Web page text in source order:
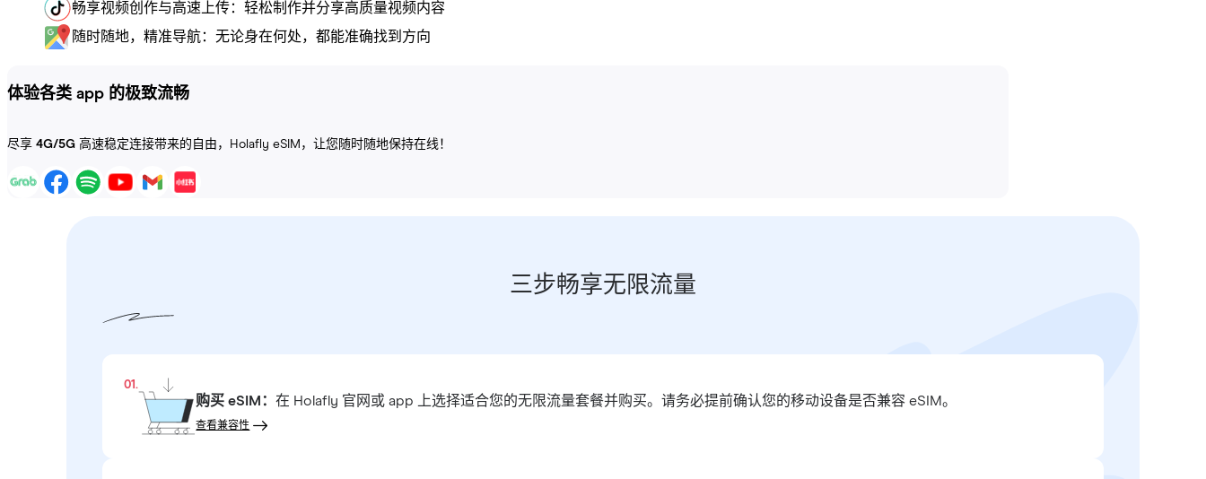
畅享视频创作与高速上传：轻松制作并分享高质量视频内容
随时随地，精准导航：无论身在何处，都能准确找到方向
体验各类 app 的极致流畅
尽享 4G/5G 高速稳定连接带来的自由，Holafly eSIM，让您随时随地保持在线！
三步畅享无限流量
01.
购买 eSIM：在 Holafly 官网或 app 上选择适合您的无限流量套餐并购买。请务必提前确认您的移动设备是否兼容 eSIM。
查看兼容性